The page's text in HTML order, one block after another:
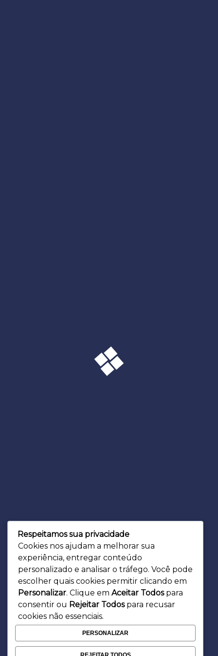
WORLD-WISE 4
Reuniões:
Av. dos Vinhedos, 72 – Morada da Colina, Uberlândia – MG,
38411-159
Horário de Atendimento:
9h00 – 17h00 com agendamento.
Telefone:
34 9 9170-1010
E-mail:
Respeitamos sua privacidade
Cookies nos ajudam a melhorar sua
experiência, entregar conteúdo
personalizado e analisar o tráfego. Você pode
escolher quais cookies permitir clicando em
Personalizar. Clique em Aceitar Todospara
consentir ou Rejeitar Todospara recusar
cookies não essenciais.
PERSONALIZAR